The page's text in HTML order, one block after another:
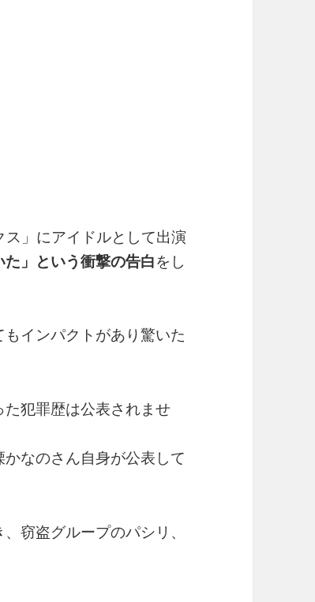
」にアイドルとして出演
た」という衝撃の告白をし
インパクトがあり驚いた
犯罪歴は公表されませ
なのさん自身が公表して
窃盗グループのパシリ、